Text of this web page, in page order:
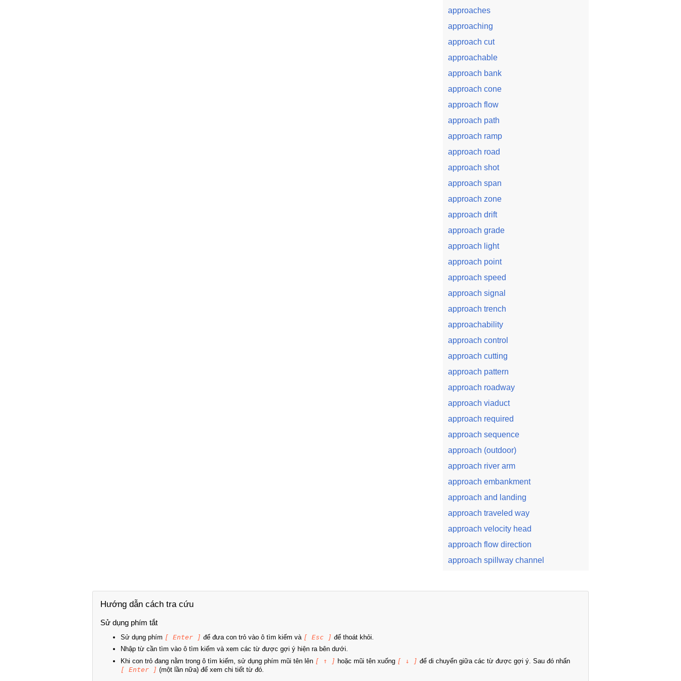
approaches
approaching
approach cut
approachable
approach bank
approach cone
approach flow
approach path
approach ramp
approach road
approach shot
approach span
approach zone
approach drift
approach grade
approach light
approach point
approach speed
approach signal
approach trench
approachability
approach control
approach cutting
approach pattern
approach roadway
approach viaduct
approach required
approach sequence
approach (outdoor)
approach river arm
approach embankment
approach and landing
approach traveled way
approach velocity head
approach flow direction
approach spillway channel
Hướng dẫn cách tra cứu
Sử dụng phím tắt
Sử dụng phím [ Enter ] để đưa con trỏ vào ô tìm kiếm và [ Esc ] để thoát khỏi.
Nhập từ cần tìm vào ô tìm kiếm và xem các từ được gợi ý hiện ra bên dưới.
Khi con trỏ đang nằm trong ô tìm kiếm, sử dụng phím mũi tên lên [ ↑ ] hoặc mũi tên xuống [ ↓ ] để di chuyển giữa các từ được gợi ý. Sau đó nhấn
[ Enter ] (một lần nữa) để xem chi tiết từ đó.